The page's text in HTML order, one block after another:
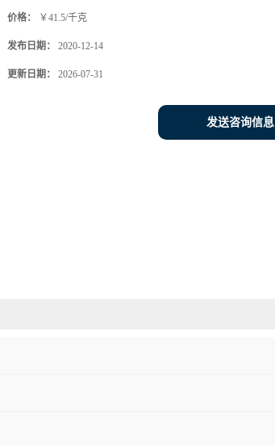
价格： ￥41.5/千克
发布日期： 2020-12-14
更新日期： 2026-07-31
发送咨询信息